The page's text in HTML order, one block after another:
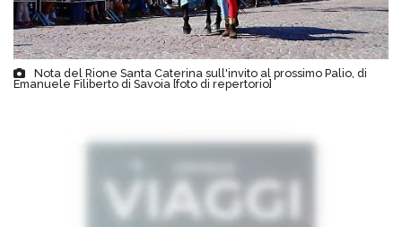
Nota del Rione Santa Caterina sull'invito al prossimo Palio, di
Emanuele Filiberto di Savoia [foto di repertorio]